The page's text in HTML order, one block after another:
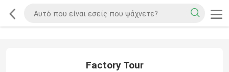
Factory Tour